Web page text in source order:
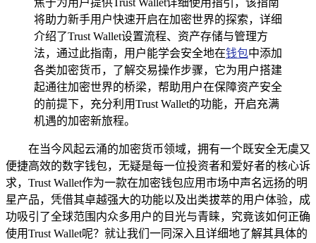
将助力新手用户快速开启在加密世界的探索，详细
介绍了Trust Wallet设置流程、资产存储与管理方
法，通过此指南，用户能学会安全地在钱包中添加
各类加密货币，了解交易操作步骤，它为用户搭建
起通往加密世界的桥梁，帮助用户在保障资产安全
的前提下，充分利用Trust Wallet的功能，开启充满
机遇的加密新旅程。
在当今风起云涌的加密货币领域，拥有一个既安全无虞又
便捷高效的数字钱包，无疑是每一位投资者和爱好者的核心诉
求，Trust Wallet作为一款在加密钱包应用市场中声名远扬的明
星产品，凭借其卓越强大的功能以及出类拔萃的用户体验，成
功吸引了全球范围内众多用户的目光与青睐，究竟该如何正确
使用Trust Wallet呢？就让我们一同深入且详细地了解其具体的